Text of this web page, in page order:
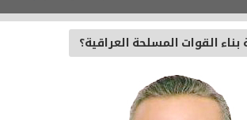
القوات المسلحة العراقية؟